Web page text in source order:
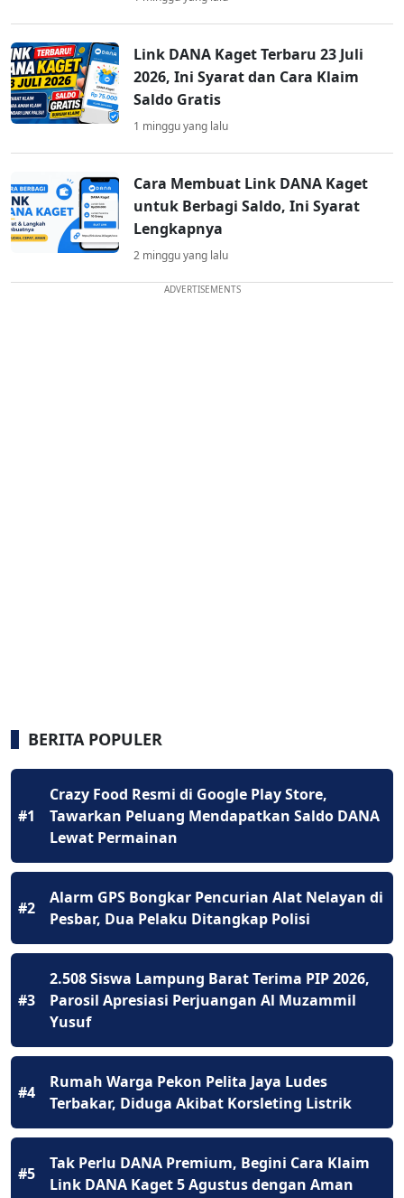
Link DANA Kaget Terbaru 23 Juli
2026, Ini Syarat dan Cara Klaim
Saldo Gratis
1 minggu yang lalu
Cara Membuat Link DANA Kaget
untuk Berbagi Saldo, Ini Syarat
Lengkapnya
2 minggu yang lalu
ADVERTISEMENTS
BERITA POPULER
#1
Crazy Food Resmi di Google Play Store,
Tawarkan Peluang Mendapatkan Saldo DANA
Lewat Permainan
#2
Alarm GPS Bongkar Pencurian Alat Nelayan di
Pesbar, Dua Pelaku Ditangkap Polisi
#3
2.508 Siswa Lampung Barat Terima PIP 2026,
Parosil Apresiasi Perjuangan Al Muzammil
Yusuf
#4
Rumah Warga Pekon Pelita Jaya Ludes
Terbakar, Diduga Akibat Korsleting Listrik
#5
Tak Perlu DANA Premium, Begini Cara Klaim
Link DANA Kaget 5 Agustus dengan Aman